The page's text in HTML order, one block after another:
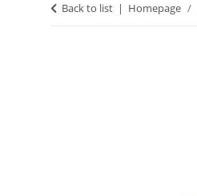
Back to list Homepage